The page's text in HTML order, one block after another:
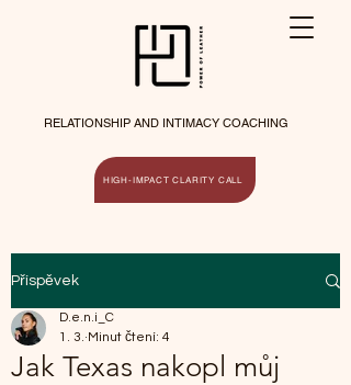
RELATIONSHIP AND INTIMACY COACHING
HIGH-IMPACT CLARITY CALL
Příspěvek
Jak Texas nakopl můj
D.e.n.i_C
1. 3. Minut čtení: 4